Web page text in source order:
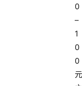
0
–
1
0
0
元